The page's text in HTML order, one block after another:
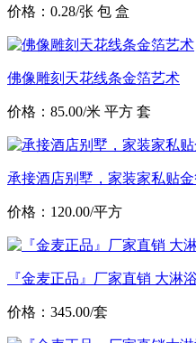
价格：0.28/张 包 盒
佛像雕刻天花线条金箔艺术
价格：85.00/米 平方 套
承接酒店别墅，家装家私贴
价格：120.00/平方
『金麦正品』厂家直销 大淋
价格：345.00/套